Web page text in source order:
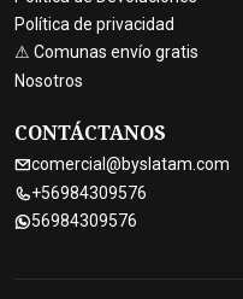
Política de privacidad
⚠ Comunas envío gratis
Nosotros
CONTÁCTANOS
comercial@byslatam.com
+56984309576
56984309576